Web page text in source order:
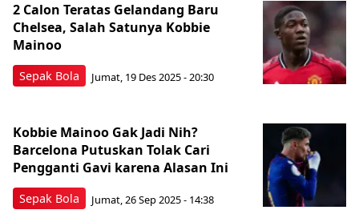
Sepak Bola
2 Calon Teratas Gelandang Baru
Chelsea, Salah Satunya Kobbie
Mainoo
Jumat, 19 Des 2025 - 20:30
Sepak Bola
Kobbie Mainoo Gak Jadi Nih?
Barcelona Putuskan Tolak Cari
Pengganti Gavi karena Alasan Ini
Jumat, 26 Sep 2025 - 14:38